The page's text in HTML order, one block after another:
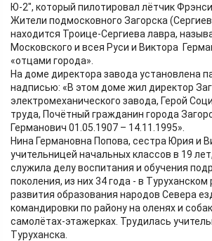
Ю-2", который пилотировал лётчик
Жители подмосковного Загорска
находится Троице-Сергиева лавра,
Московского и всея Руси и Виктора
«отцами города».
На доме директора завода установлена
надписью: «В этом доме жил директор
электромеханического завода, Герой
труда, Почётный гражданин города
Германович 01.05.1907 – 14.11.1995».
Нина Германовна Попова, сестра Юрия и
учительницей начальных классов в 19
служила делу воспитания и обучения
поколения, из них 34 года - в Туруханском
развития образования народов Севера
командировки по району на оленях и
самолётах-этажерках. Трудилась
Туруханска.